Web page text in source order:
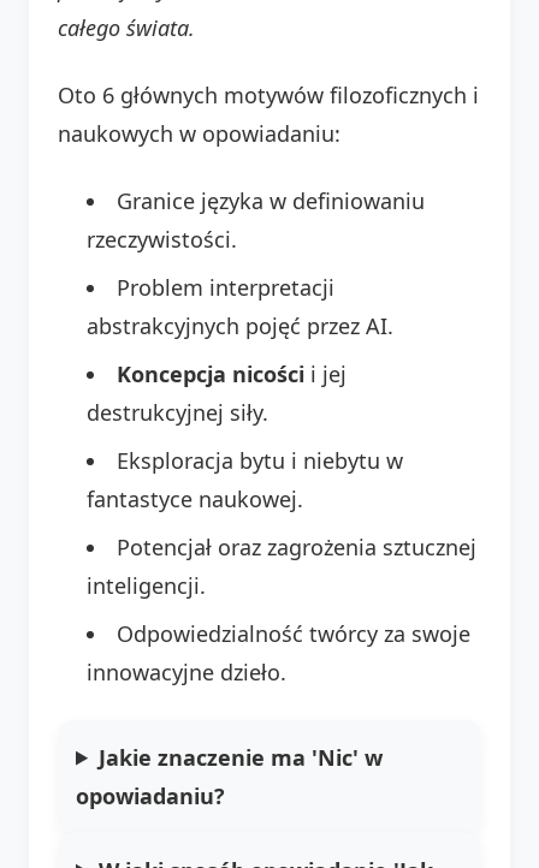
całego świata.
Oto 6 głównych motywów filozoficznych i
naukowych w opowiadaniu:
Granice języka w definiowaniu
rzeczywistości.
Problem interpretacji
abstrakcyjnych pojęć przez AI.
Koncepcja nicości i jej
destrukcyjnej siły.
Eksploracja bytu i niebytu w
fantastyce naukowej.
Potencjał oraz zagrożenia sztucznej
inteligencji.
Odpowiedzialność twórcy za swoje
innowacyjne dzieło.
Jakie znaczenie ma 'Nic' w
opowiadaniu?